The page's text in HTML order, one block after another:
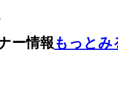
ー情報もっとみ